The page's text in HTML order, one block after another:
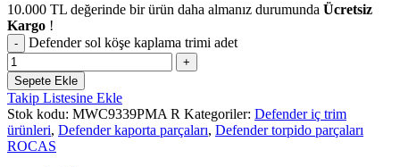
10.000 TL değerinde bir ürün daha almanız durumunda Ücretsiz
Kargo !
Defender sol köşe kaplama trimi adet
Sepete Ekle
Takip Listesine Ekle
Stok kodu: MWC9339PMA R Kategoriler: Defender iç trim
ürünleri, Defender kaporta parçaları, Defender torpido parçaları
ROCAS